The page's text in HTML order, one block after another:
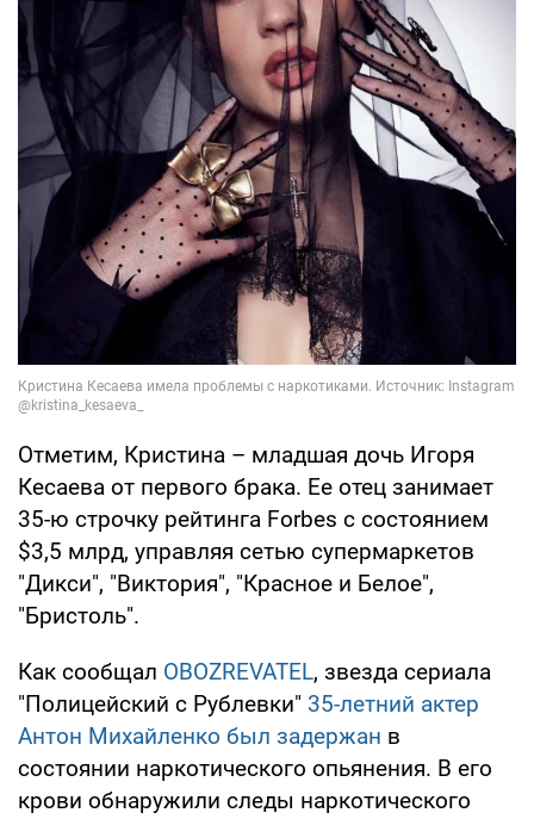
Отметим, Кристина – младшая дочь Игоря
Кесаева от первого брака. Ее отец занимает
35-ю строчку рейтинга Forbes с состоянием
$3,5 млрд, управляя сетью супермаркетов
"Дикси", "Виктория", "Красное и Белое",
"Бристоль".
Как сообщал OBOZREVATEL, звезда сериала
"Полицейский с Рублевки" 35-летний актер
Антон Михайленко был задержан в
состоянии наркотического опьянения. В его
крови обнаружили следы наркотического